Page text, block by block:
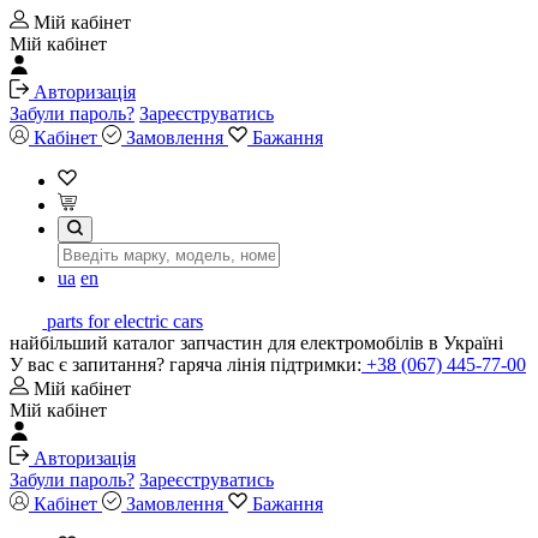
Мій кабінет
Мій кабінет
Авторизація
Забули пароль? Зареєструватись
Кабінет
Замовлення Бажання
ua en
parts for electric cars
найбільший каталог запчастин для електромобілів в Україні
У вас є запитання? гаряча лінія підтримки: +38 (067) 445-77-00
Мій кабінет
Мій кабінет
Авторизація
Забули пароль? Зареєструватись
Кабінет
Замовлення Бажання